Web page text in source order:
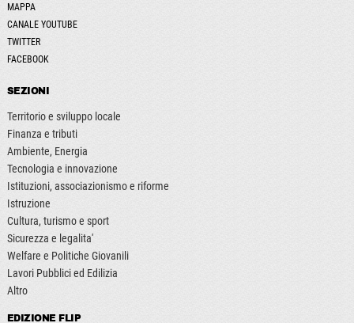
MAPPA
CANALE YOUTUBE
TWITTER
FACEBOOK
SEZIONI
Territorio e sviluppo locale
Finanza e tributi
Ambiente, Energia
Tecnologia e innovazione
Istituzioni, associazionismo e riforme
Istruzione
Cultura, turismo e sport
Sicurezza e legalita'
Welfare e Politiche Giovanili
Lavori Pubblici ed Edilizia
Altro
EDIZIONE FLIP